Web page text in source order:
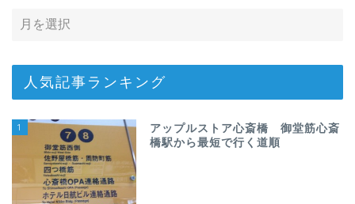
人気記事ランキング
1
アップルストア心斎橋 御堂筋心斎
橋駅から最短で行く道順